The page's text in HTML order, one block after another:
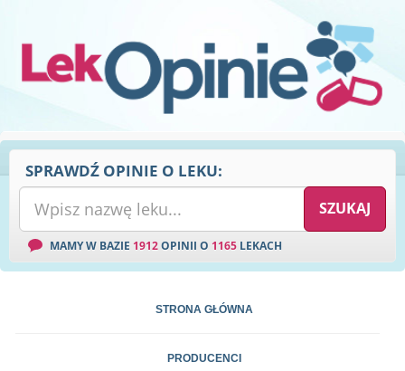
SPRAWDŹ OPINIE O LEKU:
MAMY W BAZIE 1912OPINII O 1165 LEKACH
STRONA GŁÓWNA
PRODUCENCI